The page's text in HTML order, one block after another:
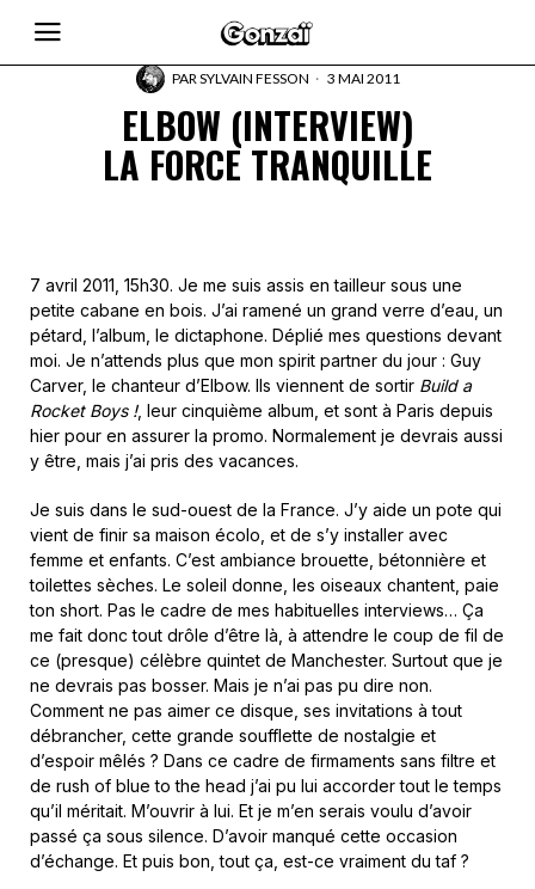
PARSYLVAIN FESSON 3 MAI 2011
ELBOW (INTERVIEW)
LA FORCE TRANQUILLE
7 avril 2011, 15h30. Je me suis assis en tailleur sous une
petite cabane en bois. J’ai ramené un grand verre d’eau, un
pétard, l’album, le dictaphone. Déplié mes questions devant
moi. Je n’attends plus que mon spirit partner du jour : Guy
Carver, le chanteur d’Elbow. Ils viennent de sortir Build a
Rocket Boys !, leur cinquième album, et sont à Paris depuis
hier pour en assurer la promo. Normalement je devrais aussi
y être, mais j’ai pris des vacances.
Je suis dans le sud-ouest de la France. J’y aide un pote qui
vient de finir sa maison écolo, et de s’y installer avec
femme et enfants. C’est ambiance brouette, bétonnière et
toilettes sèches. Le soleil donne, les oiseaux chantent, paie
ton short. Pas le cadre de mes habituelles interviews… Ça
me fait donc tout drôle d’être là, à attendre le coup de fil de
ce (presque) célèbre quintet de Manchester. Surtout que je
ne devrais pas bosser. Mais je n’ai pas pu dire non.
Comment ne pas aimer ce disque, ses invitations à tout
débrancher, cette grande soufflette de nostalgie et
d’espoir mêlés ? Dans ce cadre de firmaments sans filtre et
de rush of blue to the head j’ai pu lui accorder tout le temps
qu’il méritait. M’ouvrir à lui. Et je m’en serais voulu d’avoir
passé ça sous silence. D’avoir manqué cette occasion
d’échange. Et puis bon, tout ça, est-ce vraiment du taf ?